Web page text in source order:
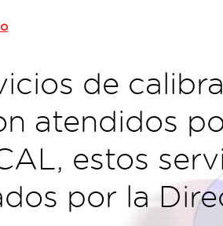
de
atendidos
estos
por la